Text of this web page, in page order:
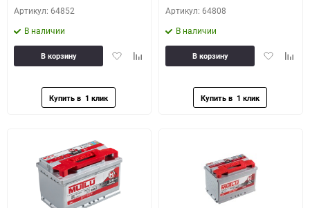
Артикул: 64852
В наличии
ДобавитьДобавить
В корзину
Артикул: 64808
В наличии
Добавить
В корзину